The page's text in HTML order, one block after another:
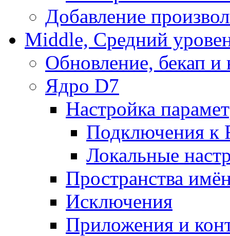
Добавление
Middle, Средний
Обновление, бекап и
Ядро D7
Настройка
Подключения к
Локальные
Пространства
Исключения
Приложения и